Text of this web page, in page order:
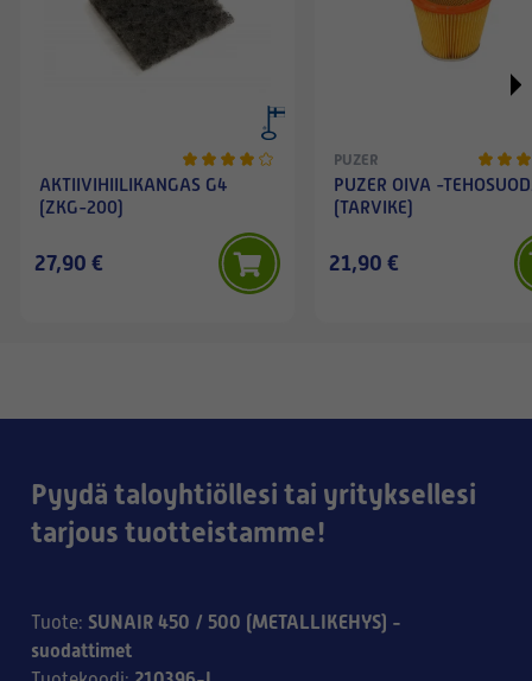
AKTIIVIHIILIKANGAS G4
(ZKG-200)
27,90 €
PUZER
PUZER OIVA -
(TARVIKE)
21,90 €
Pyydä taloyhtiöllesi tai yrityksellesi
tarjous tuotteistamme!
Tuote: SUNAIR 450 / 500 (METALLIKEHYS) -
suodattimet